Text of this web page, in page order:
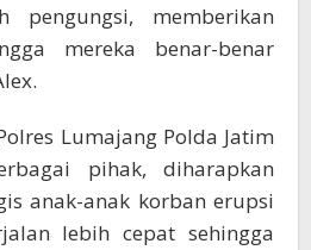
pengungsi, memberikan
mereka benar-benar
Lumajang Polda Jatim
pihak, diharapkan
anak-anak korban erupsi
lebih cepat sehingga